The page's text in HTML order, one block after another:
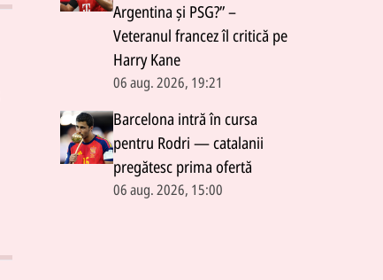
Argentina și PSG?” –
Veteranul francez îl critică pe
Harry Kane
06 aug. 2026, 19:21
Barcelona intră în cursa
pentru Rodri — catalanii
pregătesc prima ofertă
06 aug. 2026, 15:00